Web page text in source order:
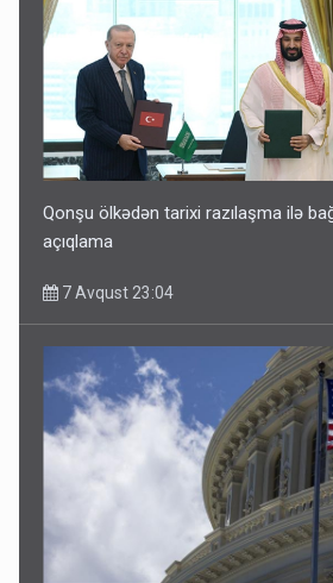
Qonşu ölkədən tarixi razılaşma ilə
açıqlama
7 Avqust 23:04